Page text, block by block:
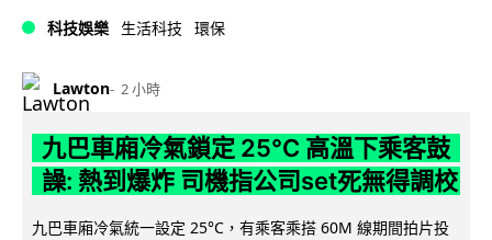
科技娛樂 生活科技 環保
Lawton 2 小時
九巴車廂冷氣鎖定 25°C 高溫下乘客鼓
譟: 熱到爆炸 司機指公司set死無得調校
九巴車廂冷氣統一設定 25°C，有乘客乘搭 60M 線期間拍片投